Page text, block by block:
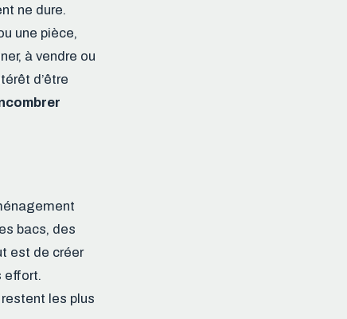
ne dure.
une pièce,
à vendre ou
d’être
bacs, des
est de créer
effort.
les plus